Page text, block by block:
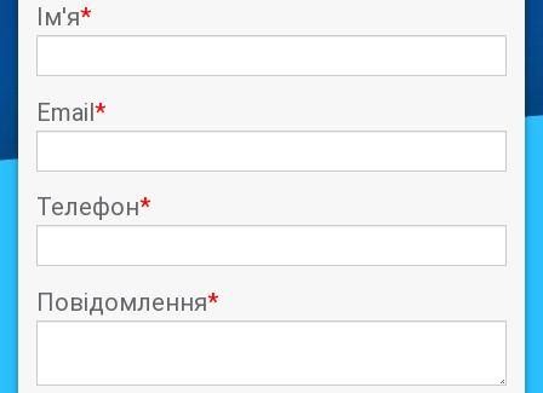
Ім'я*
Email*
Телефон*
Повідомлення*